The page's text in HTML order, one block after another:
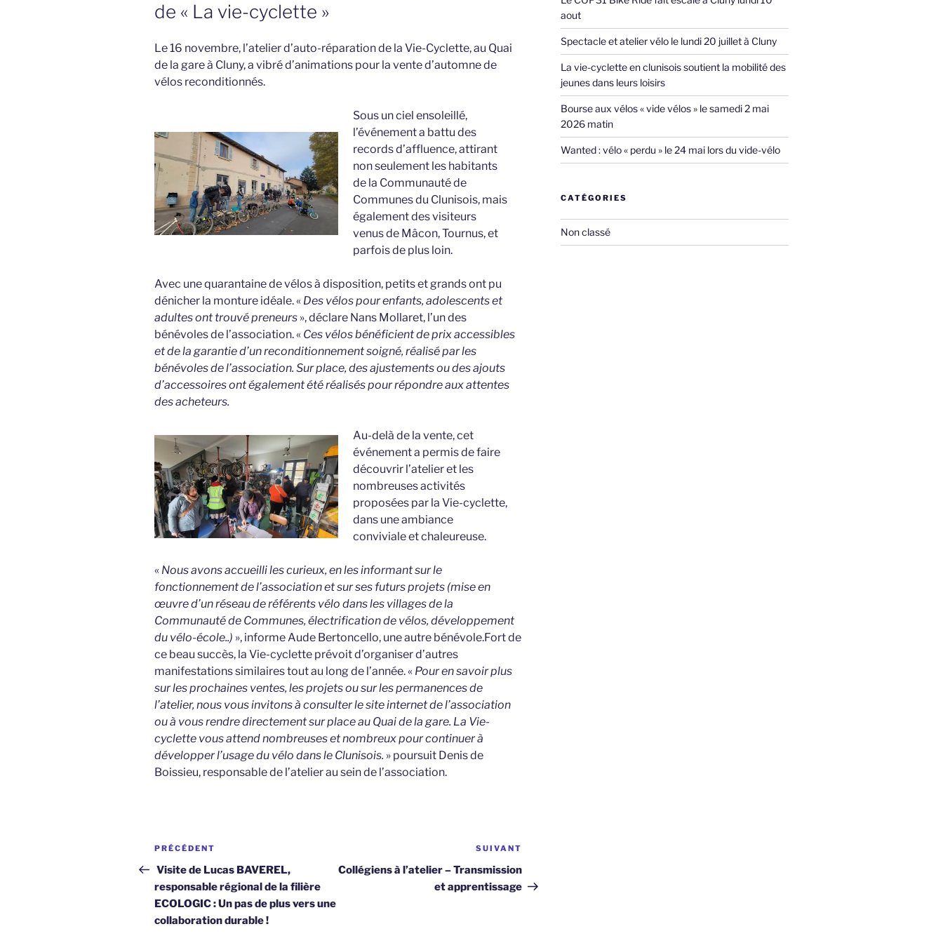
de « La vie-cyclette »
Le 16 novembre, l’atelier d’auto-réparation de la Vie-Cyclette, au Quai
de la gare à Cluny, a vibré d’animations pour la vente d’automne de
vélos reconditionnés.
Sous un ciel ensoleillé,
l’événement a battu des
records d’affluence, attirant
non seulement les habitants
de la Communauté de
Communes du Clunisois, mais
également des visiteurs
venus de Mâcon, Tournus, et
parfois de plus loin.
Avec une quarantaine de vélos à disposition, petits et grands ont pu
dénicher la monture idéale. « Des vélos pour enfants, adolescents et
adultes ont trouvé preneurs », déclare Nans Mollaret, l’un des
bénévoles de l’association. « Ces vélos bénéficient de prix accessibles
et de la garantie d’un reconditionnement soigné, réalisé par les
bénévoles de l’association. Sur place, des ajustements ou des ajouts
d’accessoires ont également été réalisés pour répondre aux attentes
des acheteurs.
Au-delà de la vente, cet
événement a permis de faire
découvrir l’atelier et les
nombreuses activités
proposées par la Vie-cyclette,
dans une ambiance
conviviale et chaleureuse.
« Nous avons accueilli les curieux, en les informant sur le
fonctionnement de l’association et sur ses futurs projets (mise en
œuvre d’un réseau de référents vélo dans les villages de la
Communauté de Communes, électrification de vélos, développement
du vélo-école..) », informe Aude Bertoncello, une autre bénévole.Fort de
ce beau succès, la Vie-cyclette prévoit d’organiser d’autres
manifestations similaires tout au long de l’année. « Pour en savoir plus
sur les prochaines ventes, les projets ou sur les permanences de
l’atelier, nous vous invitons à consulter le site internet de l’association
ou à vous rendre directement sur place au Quai de la gare. La Vie-
cyclette vous attend nombreuses et nombreux pour continuer à
développer l’usage du vélo dans le Clunisois. » poursuit Denis de
Boissieu, responsable de l’atelier au sein de l’association.
Navigation
de
l’article
Article
précédent
PRÉCÉDENT
Visite de Lucas BAVEREL,
responsable régional de la filière
ECOLOGIC : Un pas de plus vers une
collaboration durable !
suivant
SUIVANT
Collégiens à l’atelier – Transmission
et apprentissage
aout
Spectacle et atelier vélo le lundi 20 juillet à Cluny
La vie-cyclette en clunisois soutient la mobilité des
jeunes dans leurs loisirs
Bourse aux vélos « vide vélos » le samedi 2 mai
2026 matin
Wanted : vélo « perdu » le 24 mai lors du vide-vélo
CATÉGORIES
Non classé